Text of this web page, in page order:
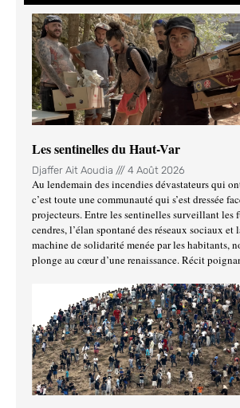
Les sentinelles du Haut-Var
Djaffer Ait Aoudia 4 Août 2026
Au lendemain des incendies dévastateurs qui
c’est toute une communauté qui s’est dressée
projecteurs. Entre les sentinelles surveillant les
cendres, l’élan spontané des réseaux sociaux et
machine de solidarité menée par les habitants,
plonge au cœur d’une renaissance. Récit